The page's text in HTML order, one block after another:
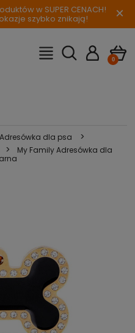
w SUPER CENACH!
szybko znikają! ×
Adresówka dla psa >
>
My Family Adresówka dla